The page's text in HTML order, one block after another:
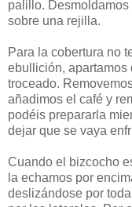
palillo.
sobre una rejilla.
Para la cobertura no
ebullición, apartamos
troceado.
añadimos el café y
podéis prepararla
dejar que se vaya
Cuando el bizcocho
la echamos por
deslizándose por